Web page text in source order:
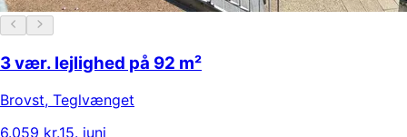
3 vær. lejlighed på 92 m²
Brovst, Teglvænget
6.059 kr.15. juni